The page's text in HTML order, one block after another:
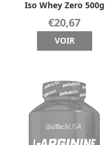
Iso Whey Zero 500g
€20,67
VOIR